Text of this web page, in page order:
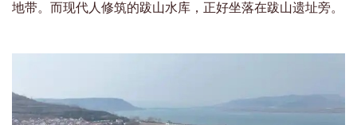
地带。而现代人修筑的跋山水库，正好坐落在跋山遗址旁。